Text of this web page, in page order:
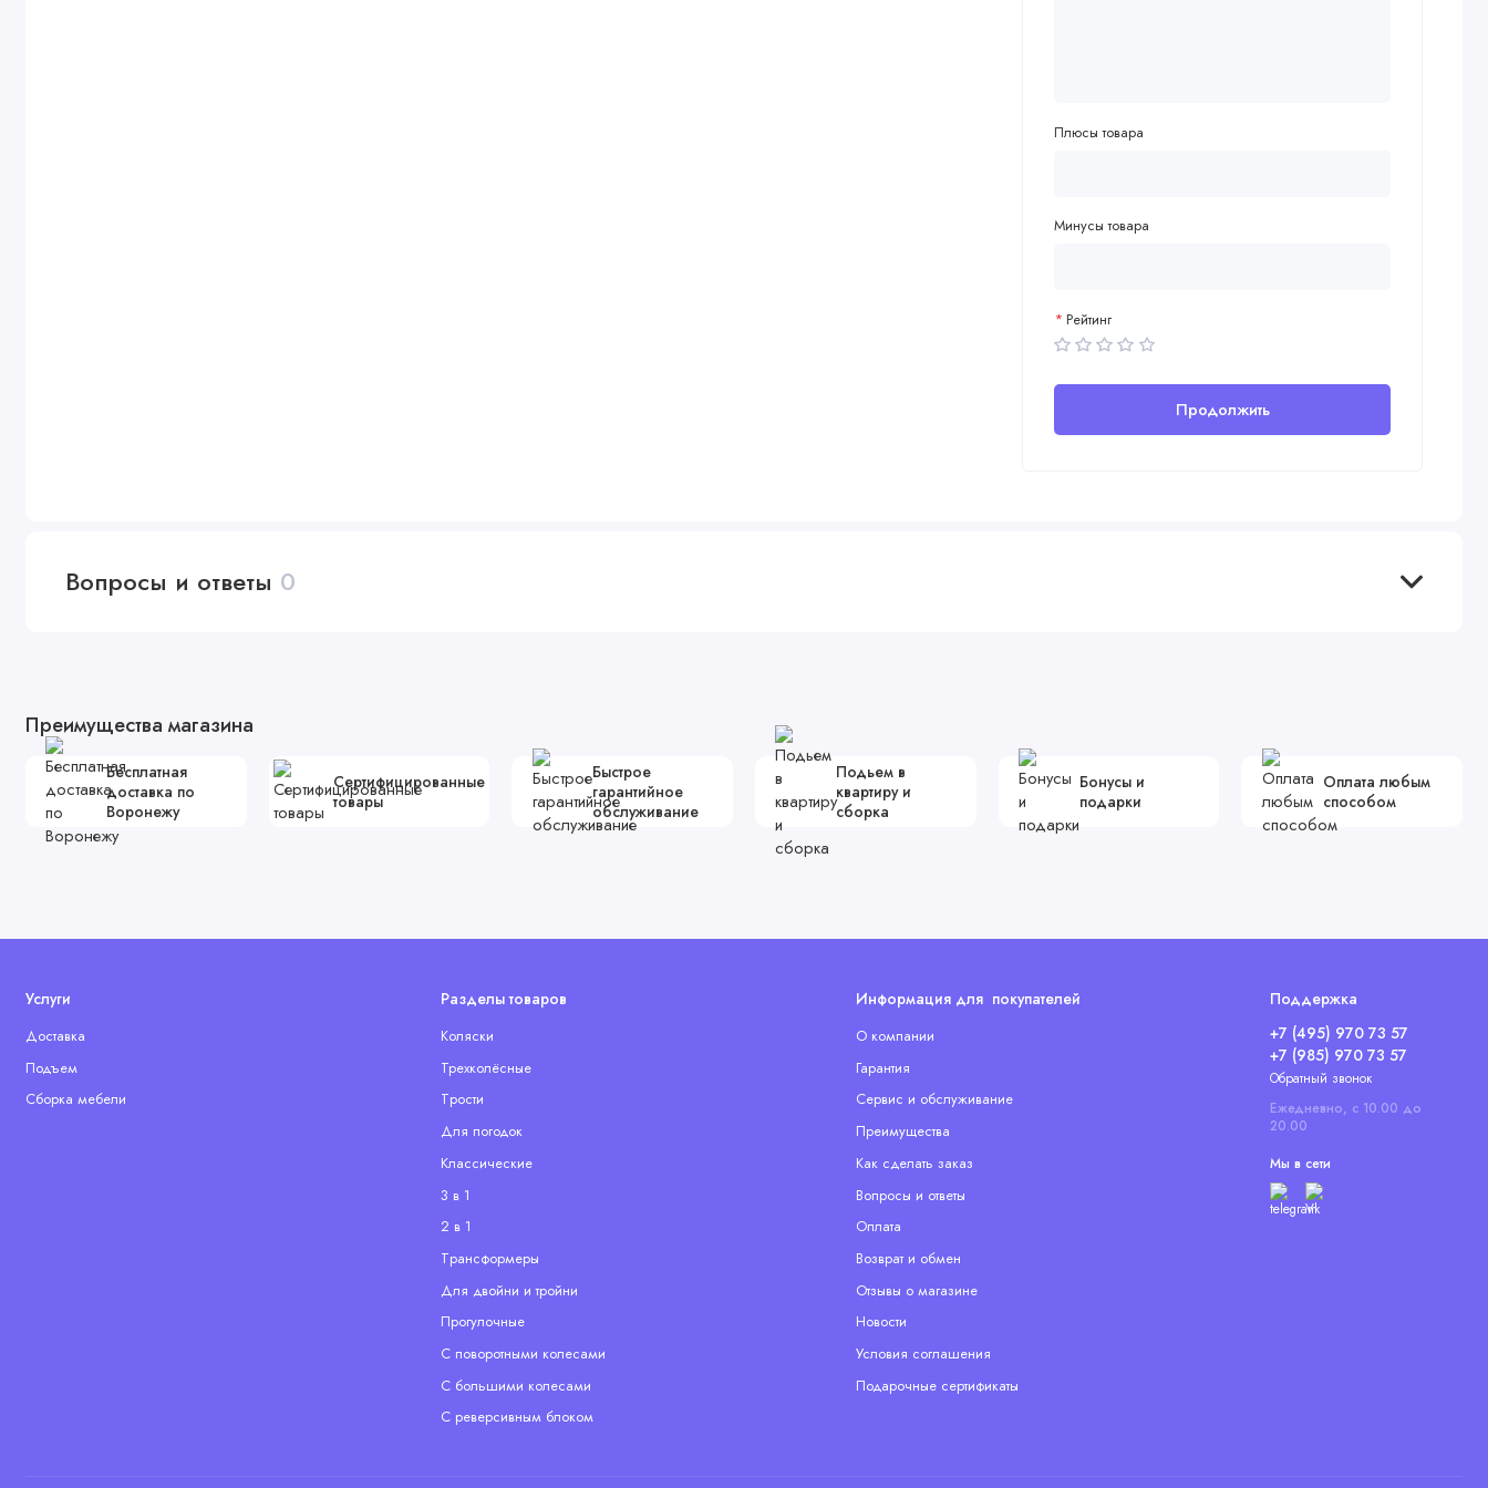
Плюсы товара
Минусы товара
Рейтинг
Продолжить
Вопросы и ответы 0
Преимущества магазина
Бесплатная
доставка по
Воронежу
Сертифицированные
товары
Быстрое
гарантийное
обслуживание
Подьем в
квартиру и
сборка
Бонусы и
подарки
Оплата любым
способом
Услуги
Доставка
Подъем
Сборка мебели
Разделы товаров
Коляски
Трехколёсные
Tрости
Для погодок
Классические
3 в 1
2 в 1
Tрансформеры
Для двойни и тройни
Прогулочные
С поворотными колесами
С большими колесами
С реверсивным блоком
Информация для покупателей
О компании
Гарантия
Сервис и обслуживание
Преимущества
Как сделать заказ
Вопросы и ответы
Оплата
Возврат и обмен
Отзывы о магазине
Новости
Условия соглашения
Подарочные сертификаты
Поддержка
+7 (495) 970 73 57
+7 (985) 970 73 57
Обратный звонок
Ежедневно, с 10.00 до
20.00
Мы в сети